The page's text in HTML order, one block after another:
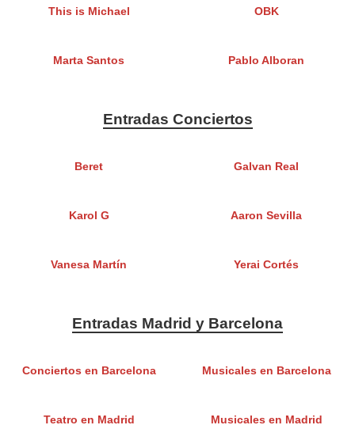
This is Michael OBK
Marta Santos Pablo Alboran
Entradas Conciertos
Beret Galvan Real
Karol G Aaron Sevilla
Vanesa Martín Yerai Cortés
Entradas Madrid y Barcelona
Conciertos en Barcelona Musicales en Barcelona
Teatro en Madrid Musicales en Madrid